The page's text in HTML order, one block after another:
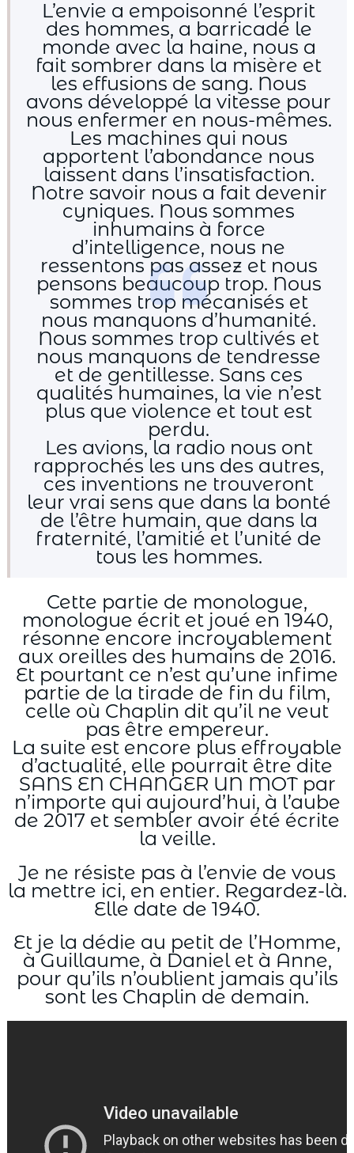
L’envie a empoisonné l’esprit
des hommes, a barricadé le
monde avec la haine, nous a
fait sombrer dans la misère et
les effusions de sang. Nous
avons développé la vitesse pour
nous enfermer en nous-mêmes.
Les machines qui nous
apportent l’abondance nous
laissent dans l’insatisfaction.
Notre savoir nous a fait devenir
cyniques. Nous sommes
inhumains à force
d’intelligence, nous ne
ressentons pas assez et nous
pensons beaucoup trop. Nous
sommes trop mécanisés et
nous manquons d’humanité.
Nous sommes trop cultivés et
nous manquons de tendresse
et de gentillesse. Sans ces
qualités humaines, la vie n’est
plus que violence et tout est
perdu.
Les avions, la radio nous ont
rapprochés les uns des autres,
ces inventions ne trouveront
leur vrai sens que dans la bonté
de l’être humain, que dans la
fraternité, l’amitié et l’unité de
tous les hommes.
Cette partie de monologue,
monologue écrit et joué en 1940,
résonne encore incroyablement
aux oreilles des humains de 2016.
Et pourtant ce n’est qu’une infime
partie de la tirade de fin du film,
celle où Chaplin dit qu’il ne veut
pas être empereur.
La suite est encore plus effroyable
d’actualité, elle pourrait être dite
SANS EN CHANGER UN MOT par
n’importe qui aujourd’hui, à l’aube
de 2017 et sembler avoir été écrite
la veille.
Je ne résiste pas à l’envie de vous
la mettre ici, en entier. Regardez-là.
Elle date de 1940.
Et je la dédie au petit de l’Homme,
à Guillaume, à Daniel et à Anne,
pour qu’ils n’oublient jamais qu’ils
sont les Chaplin de demain.